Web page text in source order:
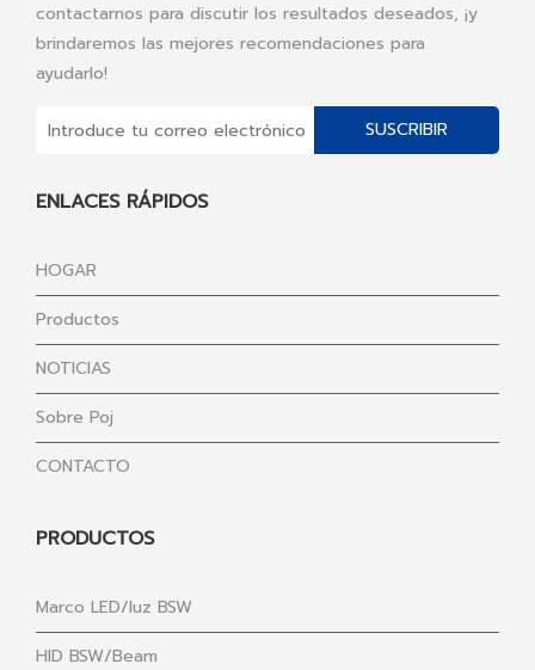
contactarnos para discutir los resultados deseados, ¡y
brindaremos las mejores recomendaciones para
ayudarlo!
SUSCRIBIR
ENLACES RÁPIDOS
HOGAR
Productos
NOTICIAS
Sobre Poj
CONTACTO
PRODUCTOS
Marco LED/luz BSW
HID BSW/Beam